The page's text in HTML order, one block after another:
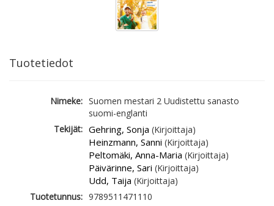
Tuotetiedot
Nimeke: Suomen mestari 2 Uudistettu sanasto
suomi-englanti
Tekijät: Gehring, Sonja (Kirjoittaja)
Heinzmann, Sanni (Kirjoittaja)
Peltomäki, Anna-Maria (Kirjoittaja)
Päivärinne, Sari (Kirjoittaja)
Udd, Taija (Kirjoittaja)
Tuotetunnus: 9789511471110